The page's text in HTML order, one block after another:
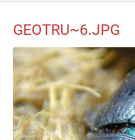
GEOTRU~6.JPG